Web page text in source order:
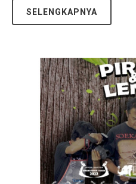
SELENGKAPNYA